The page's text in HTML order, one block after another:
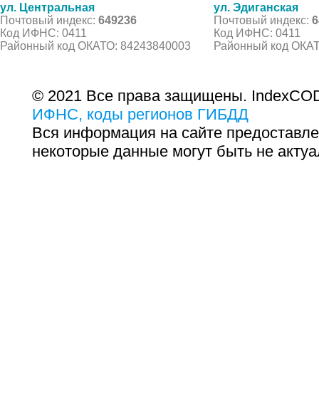
ул. Центральная
Почтовый индекс: 649236
Код ИФНС: 0411
Районный код ОКАТО: 84243840003
ул. Эдиганская
Почтовый индекс:
Код ИФНС: 0411
Районный код
© 2021 Все права защищены.
ИФНС, коды регионов ГИБДД
Вся информация на сайте
некоторые данные могут быть не